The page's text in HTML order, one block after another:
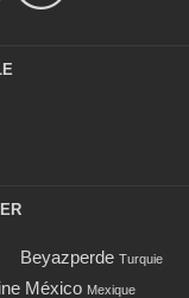
Beyazperde Turquie
México Mexique